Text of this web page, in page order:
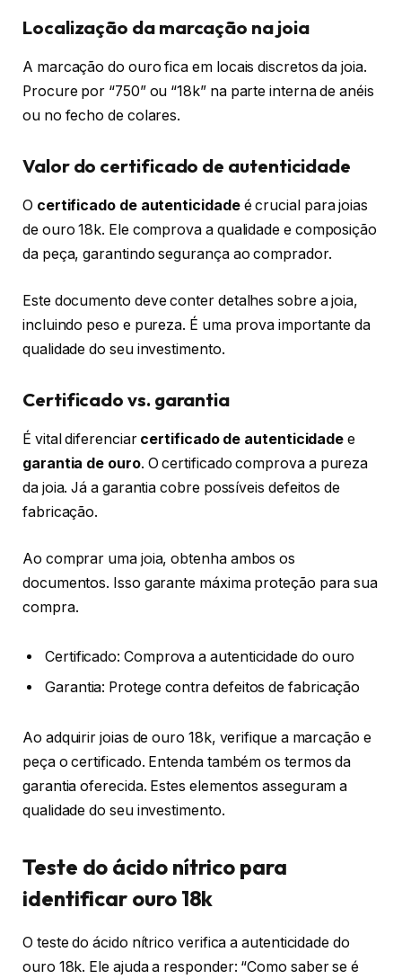
Localização da marcação na joia
A marcação do ouro fica em locais discretos da joia.
Procure por “750” ou “18k” na parte interna de anéis
ou no fecho de colares.
Valor do certificado de autenticidade
O certificado de autenticidadeé crucial para joias
de ouro 18k. Ele comprova a qualidade e composição
da peça, garantindo segurança ao comprador.
Este documento deve conter detalhes sobre a joia,
incluindo peso e pureza. É uma prova importante da
qualidade do seu investimento.
Certificado vs. garantia
É vital diferenciar certificado de autenticidade e
garantia de ouro. O certificado comprova a pureza
da joia. Já a garantia cobre possíveis defeitos de
fabricação.
Ao comprar uma joia, obtenha ambos os
documentos. Isso garante máxima proteção para sua
compra.
Certificado: Comprova a autenticidade do ouro
Garantia: Protege contra defeitos de fabricação
Ao adquirir joias de ouro 18k, verifique a marcação e
peça o certificado. Entenda também os termos da
garantia oferecida. Estes elementos asseguram a
qualidade do seu investimento.
Teste do ácido nítrico para
identificar ouro 18k
O teste do ácido nítrico verifica a autenticidade do
ouro 18k. Ele ajuda a responder: “Como saber se é